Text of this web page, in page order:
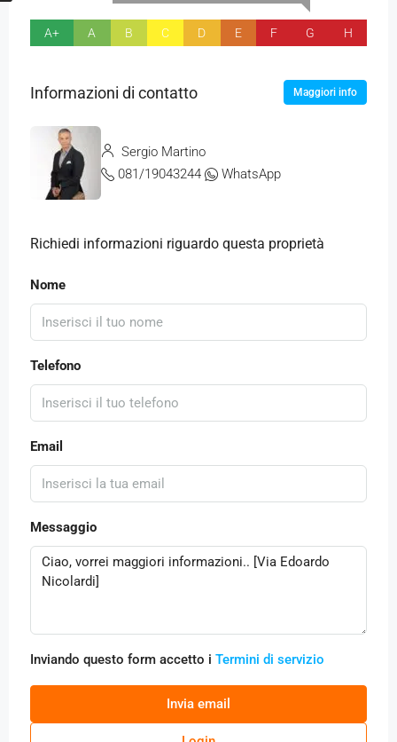
A+ A B C D E F G H
Informazioni di contatto Maggiori info
Sergio Martino
081/19043244
WhatsApp
Richiedi informazioni riguardo questa proprietà
Nome
Telefono
Email
Messaggio
Inviando questo form accetto i Termini di servizio
Invia email